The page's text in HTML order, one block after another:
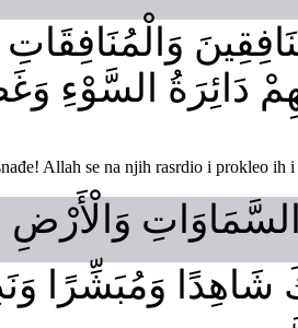
دَائِرَةُ السَّوْءِ
Allah se na njih rasrdio i prokleo ih
وَالْأَرْضِ
شَاهِدًا وَمُبَشِّرًا